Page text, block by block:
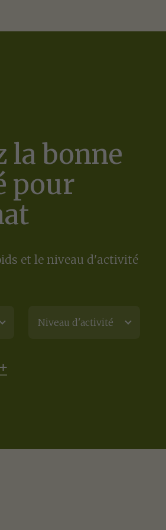
la bonne
pour
et le niveau d'activité
Niveau d'activité